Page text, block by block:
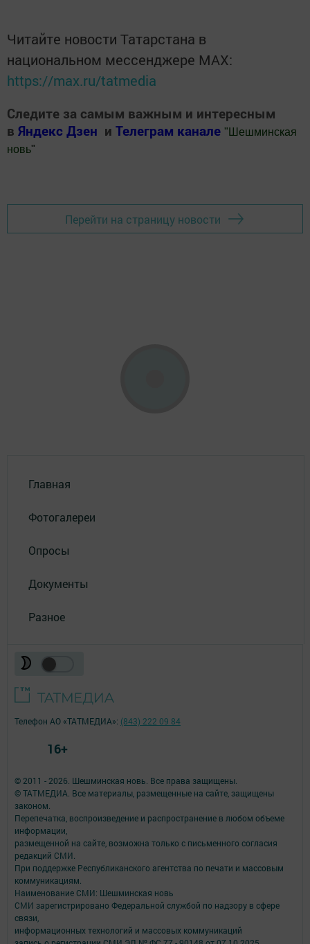
Читайте новости Татарстана в
национальном мессенджере MАХ:
https://max.ru/tatmedia
Следите за самым важным и интересным
в Яндекс Дзен и Телеграм канале " Шешминская
новь"
Перейти на страницу новости
Главная
Фотогалереи
Опросы
Документы
Разное
© 2011 - 2026. Шешминская новь. Все права защищены.
© ТАТМЕДИА. Все материалы, размещенные на сайте, защищены
законом.
Перепечатка, воспроизведение и распространение в любом объеме
информации,
размещенной на сайте, возможна только с письменного согласия
редакций СМИ.
При поддержке Республиканского агентства по печати и массовым
коммуникациям.
Наименование СМИ: Шешминская новь
СМИ зарегистрировано Федеральной службой по надзору в сфере
связи,
информационных технологий и массовых коммуникаций
Телефон АО «ТАТМЕДИА»: (843) 222 09 84
16+